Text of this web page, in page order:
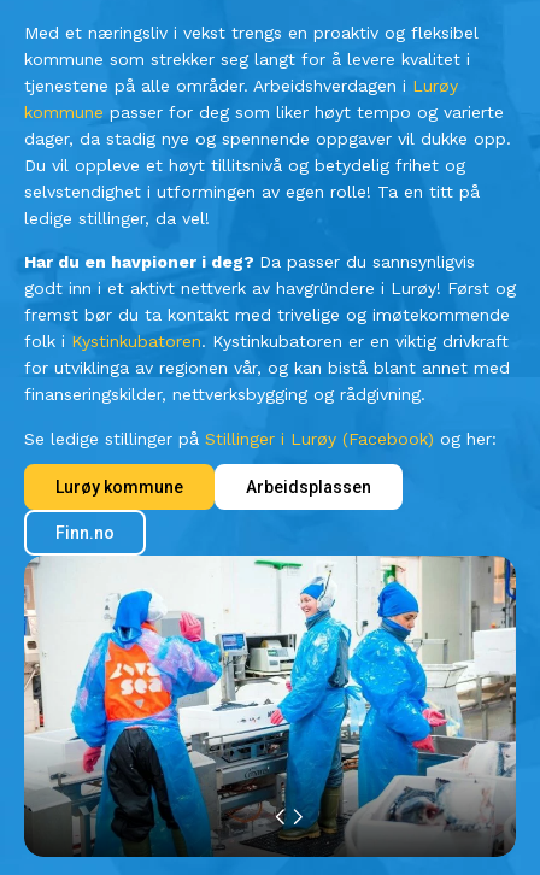
Med et næringsliv i vekst trengs en proaktiv og fleksibel
kommune som strekker seg langt for å levere kvalitet i
tjenestene på alle områder. Arbeidshverdagen i Lurøy
kommune passer for deg som liker høyt tempo og varierte
dager, da stadig nye og spennende oppgaver vil dukke opp.
Du vil oppleve et høyt tillitsnivå og betydelig frihet og
selvstendighet i utformingen av egen rolle! Ta en titt på
ledige stillinger, da vel!
Har du en havpioner i deg? Da passer du sannsynligvis
godt inn i et aktivt nettverk av havgründere i Lurøy! Først og
fremst bør du ta kontakt med trivelige og imøtekommende
folk i Kystinkubatoren. Kystinkubatoren er en viktig drivkraft
for utviklinga av regionen vår, og kan bistå blant annet med
finanseringskilder, nettverksbygging og rådgivning.
Se ledige stillinger på Stillinger i Lurøy (Facebook) og her:
Lurøy kommune Arbeidsplassen
Finn.no